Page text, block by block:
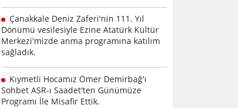
Çanakkale Deniz Zaferi'nin 111. Yıl
Dönümü vesilesiyle Ezine Atatürk Kültür
Merkezi'mizde anma programına katılım
sağladık.
Kıymetli Hocamız Ömer Demirbağ'ı
Sohbet ASR-ı Saadet'ten Günümüze
Programı İle Misafir Ettik.